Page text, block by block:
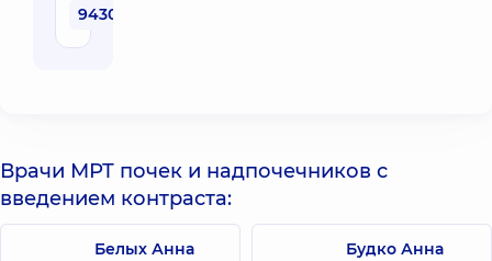
9430 грн
Врачи МРТ почек и надпочечников с
введением контраста:
Белых Анна
Будко Анна